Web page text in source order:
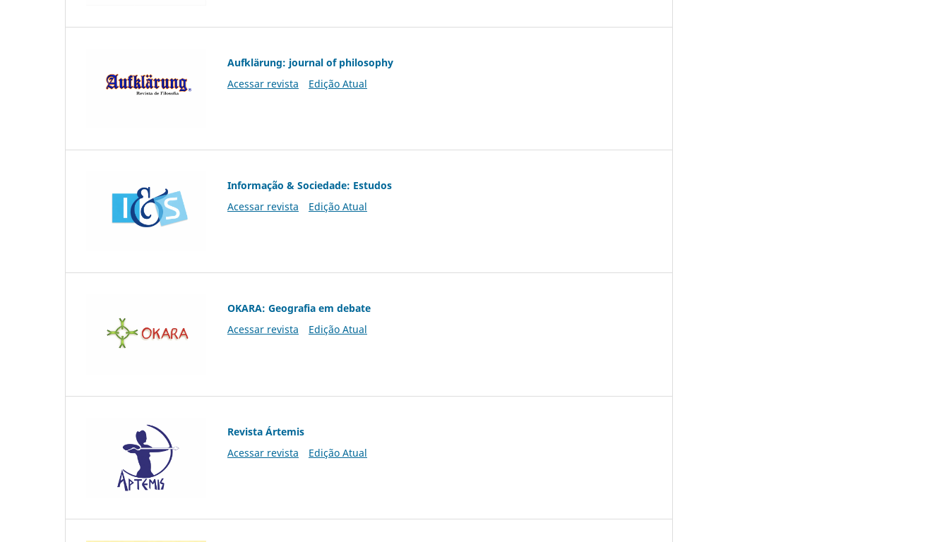
Aufklärung: journal of philosophy
Acessar revista
Edição Atual
Informação & Sociedade: Estudos
Acessar revista
Edição Atual
OKARA: Geografia em debate
Acessar revista
Edição Atual
Revista Ártemis
Acessar revista
Edição Atual